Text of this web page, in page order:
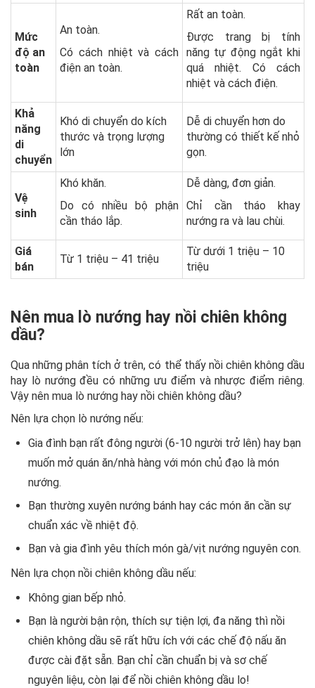
Mức
độ an
toàn
An toàn.
Có cách nhiệt và cách
điện an toàn.
Rất an toàn.
Được trang bị tính
năng tự động ngắt khi
quá nhiệt. Có cách
nhiệt và cách điện.
Khả
năng
di
chuyển
Khó di chuyển do kích
thước và trọng lượng
lớn
Dễ di chuyển hơn do
thường có thiết kế nhỏ
gọn.
Vệ
sinh
Khó khăn.
Do có nhiều bộ phận
cần tháo lắp.
Dễ dàng, đơn giản.
Chỉ cần tháo khay
nướng ra và lau chùi.
Giá
bán
Từ 1 triệu – 41 triệu
Từ dưới 1 triệu – 10
triệu
Nên mua lò nướng hay nồi chiên không
dầu?
Qua những phân tích ở trên, có thể thấy nồi chiên không dầu
hay lò nướng đều có những ưu điểm và nhược điểm riêng.
Vậy nên mua lò nướng hay nồi chiên không dầu?
Nên lựa chọn lò nướng nếu:
Gia đình bạn rất đông người (6-10 người trở lên) hay bạn
muốn mở quán ăn/nhà hàng với món chủ đạo là món
nướng.
Bạn thường xuyên nướng bánh hay các món ăn cần sự
chuẩn xác về nhiệt độ.
Bạn và gia đình yêu thích món gà/vịt nướng nguyên con.
Nên lựa chọn nồi chiên không dầu nếu:
Không gian bếp nhỏ.
Bạn là người bận rộn, thích sự tiện lợi, đa năng thì nồi
chiên không dầu sẽ rất hữu ích với các chế độ nấu ăn
được cài đặt sẵn. Bạn chỉ cần chuẩn bị và sơ chế
nguyên liệu, còn lại để nồi chiên không dầu lo!